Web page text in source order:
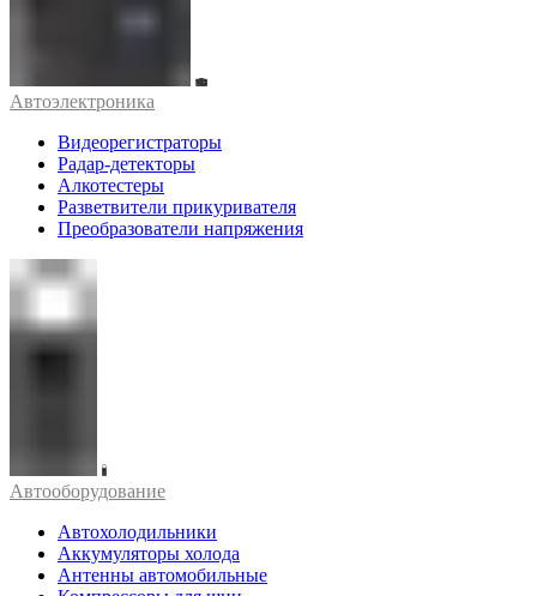
Автоэлектроника
Видеорегистраторы
Радар-детекторы
Алкотестеры
Разветвители прикуривателя
Преобразователи напряжения
Автооборудование
Автохолодильники
Аккумуляторы холода
Антенны автомобильные